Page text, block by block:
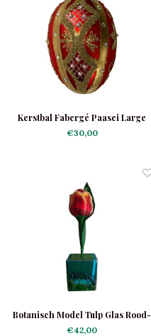
Kerstbal Fabergé Paasei Large
Royal Rood
€30,00
Botanisch Model Tulp Glas Rood-
Geel
€42,00